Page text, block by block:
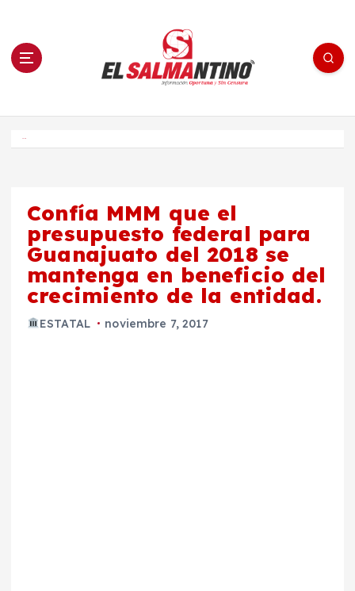
n El Salmantino - medios/noticias/editorial
Confía MMM que el
presupuesto federal para
Guanajuato del 2018 se
mantenga en beneficio del
crecimiento de la entidad.
ESTATAL noviembre 7, 2017